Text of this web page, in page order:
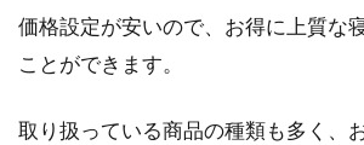
価格設定が安いので、お得に上質な
ことができます。
取り扱っている商品の種類も多く、